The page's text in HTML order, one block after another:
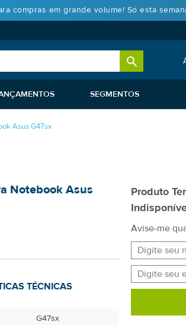
compras em grande volume! Só esta
SEGMENTOS
Asus G47sx
Notebook Asus
TÉCNICAS
G47sx
Produto
Avise-me